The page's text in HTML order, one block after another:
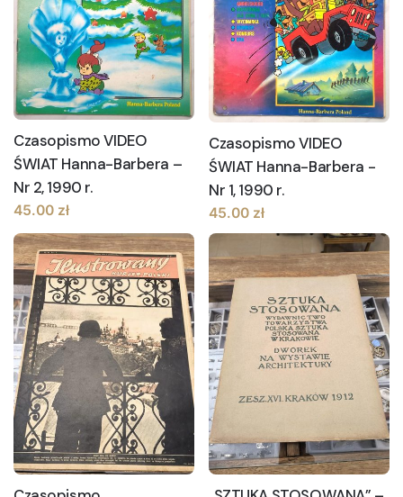
Czasopismo VIDEO
ŚWIAT Hanna-Barbera –
Nr 2, 1990 r.
45.00 zł
Czasopismo VIDEO
ŚWIAT Hanna-Barbera -
Nr 1, 1990 r.
45.00 zł